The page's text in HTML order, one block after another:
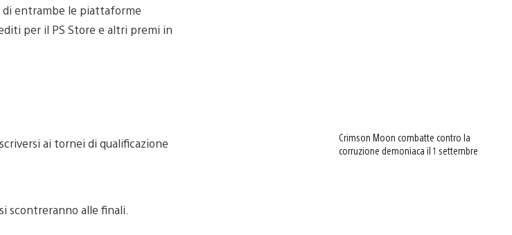
di entrambe le piattaforme
per il PS Store e altri premi in
ai tornei di qualificazione
scontreranno alle finali.
Crimson Moon combatte contro la
corruzione demoniaca il 1 settembre